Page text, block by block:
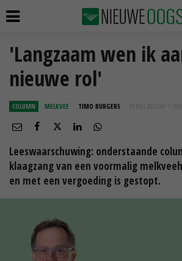
'Langzaam wen ik
nieuwe rol'
COLUMN MELKVEE TIMO BURGERS 01 MEI 2025 OM 11:00
Leeswaarschuwing: onderstaande
klaagzang van een voormalig
en met een vergoeding is gestopt.